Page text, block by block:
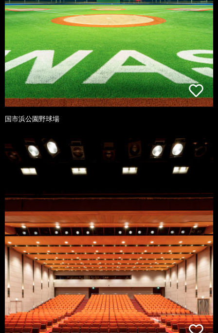
国市浜公園野球場